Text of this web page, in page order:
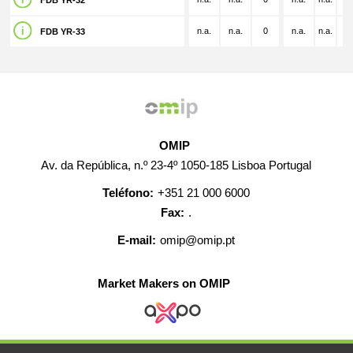
FDB YR-33 n.a. n.a. 0 n.a. n.a.
OMIP
Av. da República, n.º 23-4º 1050-185 Lisboa Portugal
Teléfono: +351 21 000 6000
Fax: .
E-mail: omip@omip.pt
Market Makers on OMIP